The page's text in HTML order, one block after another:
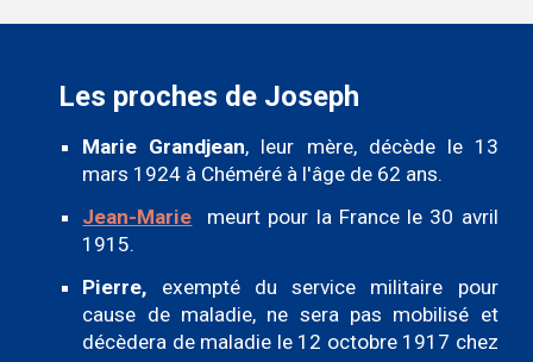
Les proches de Joseph
Marie Grandjean, leur mère, décède le 13
mars 1924 à Chéméré à l'âge de 62 ans.
Jean-Marie meurt pour la France le 30 avril
1915.
Pierre, exempté du service militaire pour
cause de maladie, ne sera pas mobilisé et
décèdera de maladie le 12 octobre 1917 chez